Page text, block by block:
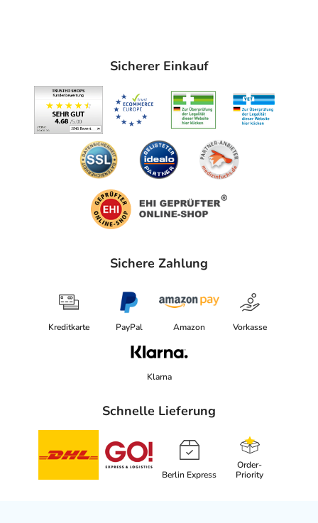
Sicherer Einkauf
Sichere Zahlung
Kreditkarte PayPal Amazon Vorkasse
Klarna
Schnelle Lieferung
Berlin Express
Order-
Priority